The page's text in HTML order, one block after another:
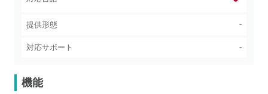
提供形態 -
対応サポート -
機能